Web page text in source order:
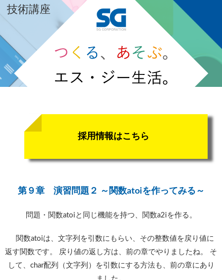
技術講座
採用情報はこちら
第９章 演習問題２ ～関数atoiを作ってみる～
問題・関数atoiと同じ機能を持つ、関数a2iを作る。
関数atoiは、文字列を引数にもらい、その整数値を戻り値に
返す関数です。 戻り値の返し方は、前の章でやりましたね。 そ
して、char配列（文字列）を引数にする方法も、前の章にあり